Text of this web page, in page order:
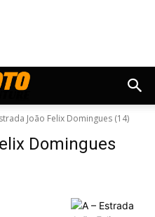
João Felix Domingues (14)
Domingues